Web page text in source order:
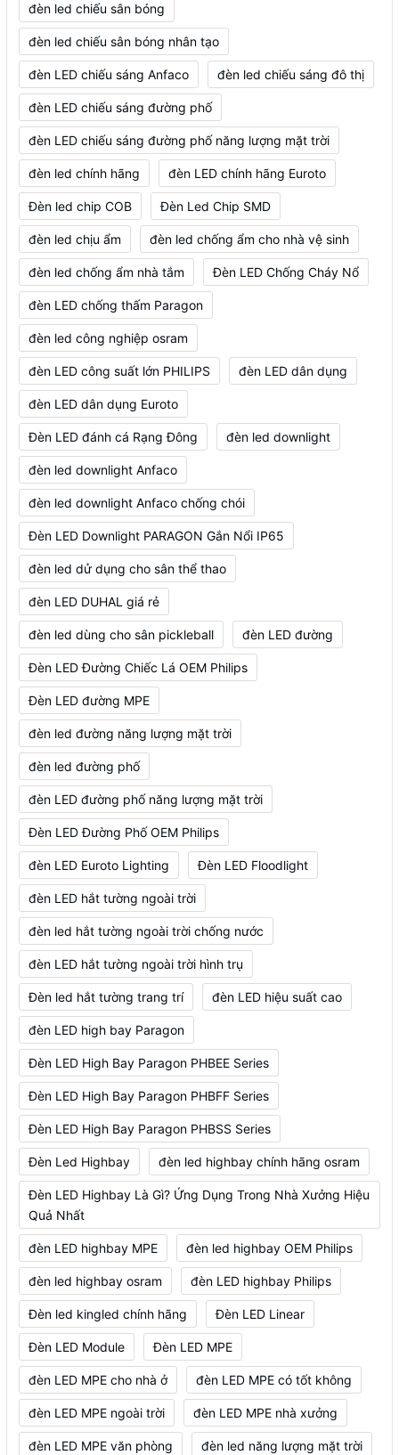
đèn led chiếu sân bóng
đèn led chiếu sân bóng nhân tạo
đèn LED chiếu sáng Anfaco đèn led chiếu sáng đô thị
đèn LED chiếu sáng đường phố
đèn LED chiếu sáng đường phố năng lượng mặt trời
đèn led chính hãng đèn LED chính hãng Euroto
Đèn led chip COB Đèn Led Chip SMD
đèn led chịu ẩm đèn led chống ẩm cho nhà vệ sinh
đèn led chống ẩm nhà tắm Đèn LED Chống Cháy Nổ
đèn LED chống thấm Paragon
đèn led công nghiệp osram
đèn LED công suất lớn PHILIPS đèn LED dân dụng
đèn LED dân dụng Euroto
Đèn LED đánh cá Rạng Đông đèn led downlight
đèn led downlight Anfaco
đèn led downlight Anfaco chống chói
Đèn LED Downlight PARAGON Gắn Nổi IP65
đèn led dử dụng cho sân thể thao
đèn LED DUHAL giá rẻ
đèn led dùng cho sân pickleball đèn LED đường
Đèn LED Đường Chiếc Lá OEM Philips
Đèn LED đường MPE
đèn led đường năng lượng mặt trời
đèn led đường phố
đèn LED đường phố năng lượng mặt trời
Đèn LED Đường Phố OEM Philips
đèn LED Euroto Lighting Đèn LED Floodlight
đèn LED hắt tường ngoài trời
đèn led hắt tường ngoài trời chống nước
đèn LED hắt tường ngoài trời hình trụ
Đèn led hắt tường trang trí đèn LED hiệu suất cao
đèn LED high bay Paragon
Đèn LED High Bay Paragon PHBEE Series
Đèn LED High Bay Paragon PHBFF Series
Đèn LED High Bay Paragon PHBSS Series
Đèn Led Highbay đèn led highbay chính hãng osram
Đèn LED Highbay Là Gì? Ứng Dụng Trong Nhà Xưởng Hiệu
Quả Nhất
đèn LED highbay MPE đèn led highbay OEM Philips
đèn led highbay osram đèn LED highbay Philips
Đèn led kingled chính hãng Đèn LED Linear
Đèn LED Module Đèn LED MPE
đèn LED MPE cho nhà ở đèn LED MPE có tốt không
đèn LED MPE ngoài trời đèn LED MPE nhà xưởng
đèn LED MPE văn phòng đèn led năng lượng mặt trời